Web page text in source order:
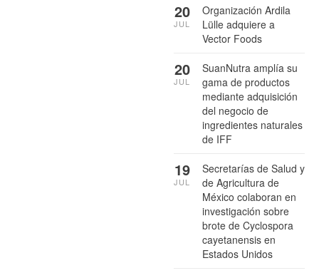
Organización Ardila
Lülle adquiere a
Vector Foods
20
JUL
SuanNutra amplía su
gama de productos
mediante adquisición
del negocio de
ingredientes naturales
de IFF
20
JUL
Secretarías de Salud y
de Agricultura de
México colaboran en
investigación sobre
brote de Cyclospora
cayetanensis en
Estados Unidos
19
JUL